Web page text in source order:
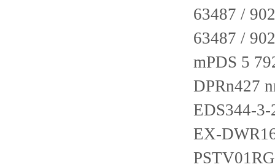
63487 /
63487 /
mPDS 5
DPRn427
EDS344-
EX-